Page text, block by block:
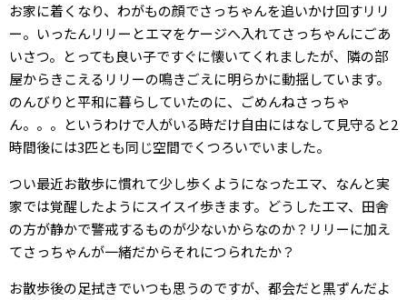
お家に着くなり、わがもの顔でさっちゃんを追いかけ回すリリ
ー。いったんリリーとエマをケージへ入れてさっちゃんにごあ
いさつ。とっても良い子ですぐに懐いてくれましたが、隣の部
屋からきこえるリリーの鳴きごえに明らかに動揺しています。
のんびりと平和に暮らしていたのに、ごめんねさっちゃ
ん。。。というわけで人がいる時だけ自由にはなして見守ると2
時間後には3匹とも同じ空間でくつろいでいました。
つい最近お散歩に慣れて少し歩くようになったエマ、なんと実
家では覚醒したようにスイスイ歩きます。どうしたエマ、田舎
の方が静かで警戒するものが少ないからなのか？リリーに加え
てさっちゃんが一緒だからそれにつられたか？
お散歩後の足拭きでいつも思うのですが、都会だと黒ずんだよ